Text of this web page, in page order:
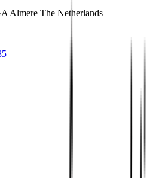
Almere The Netherlands